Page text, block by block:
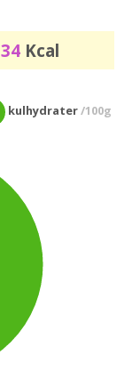
34Kcal
kulhydrater/100g